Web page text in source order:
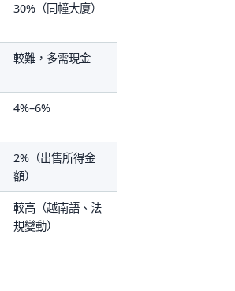
30%（同幢大廈）
較難，多需現金
4%–6%
2%（出售所得金
額）
較高（越南語、法
規變動）